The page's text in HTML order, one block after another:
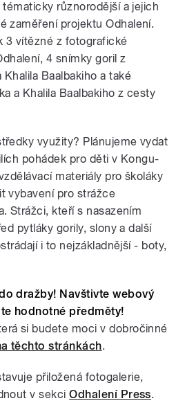
různorodější a jejich
zaměření projektu Odhalení.
3 vítězné z fotografické
4 snímky goril z
Baalbakiho a také
a Khalila Baalbakiho z cesty
využity? Plánujeme vydat
pohádek pro děti v Kongu-
materiály pro školáky
vybavení pro strážce
Strážci, kteří s nasazením
pytláky gorily, slony a další
i to nejzákladnější - boty,
dražby! Navštivte webový
hodnotné předměty!
si budete moci v dobročinné
těchto stránkách.
přiložená fotogalerie,
v sekciOdhalení Press.